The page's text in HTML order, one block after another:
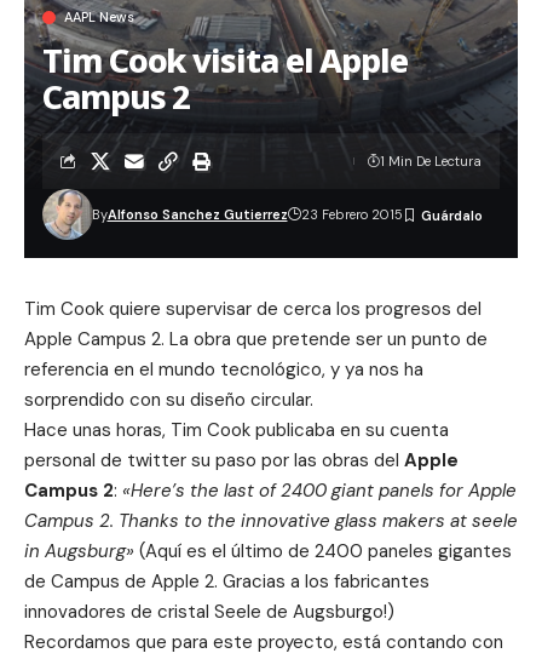
AAPL News
Tim Cook visita el Apple
Campus 2
ByAlfonso Sanchez Gutierrez 23 Febrero 2015
1 Min De Lectura
Tim Cook quiere supervisar de cerca los progresos del
Apple Campus 2. La obra que pretende ser un punto de
referencia en el mundo tecnológico, y ya nos ha
sorprendido con su diseño circular.
Hace unas horas, Tim Cook publicaba en su cuenta
personal de twitter su paso por las obras del Apple
Campus 2: «Here’s the last of 2400 giant panels for Apple
Campus 2. Thanks to the innovative glass makers at seele
in Augsburg» (Aquí es el último de 2400 paneles gigantes
de Campus de Apple 2. Gracias a los fabricantes
innovadores de cristal Seele de Augsburgo!)
Recordamos que para este proyecto, está contando con